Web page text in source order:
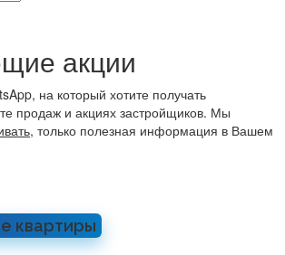
акции
на который хотите получать
продаж и акциях застройщиков. Мы
, только полезная информация в Вашем
квартиры